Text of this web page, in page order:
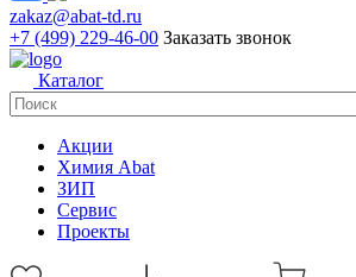
zakaz@abat-td.ru
+7 (499) 229-46-00 Заказать звонок
Каталог
Акции
Химия Abat
ЗИП
Сервис
Проекты